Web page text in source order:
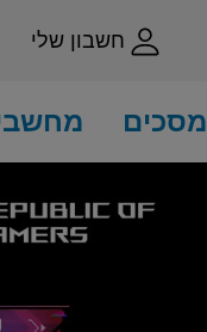
חשבון שלי
מסכים